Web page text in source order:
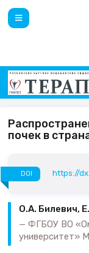
почек в
DOI https://
О.А. Билевич,
ФГБОУ ВО
университет»